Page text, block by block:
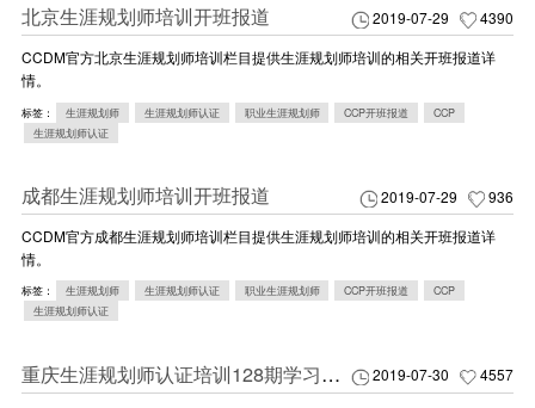
2019-07-29 4390
北京生涯规划师培训开班报道
CCDM官方北京生涯规划师培训栏目提供生涯规划师培训的相关开班报道详
情。
标签： 生涯规划师 生涯规划师认证 职业生涯规划师 CCP开班报道
CCP
生涯规划师认证
2019-07-29 936
成都生涯规划师培训开班报道
CCDM官方成都生涯规划师培训栏目提供生涯规划师培训的相关开班报道详
情。
标签： 生涯规划师 生涯规划师认证 职业生涯规划师 CCP开班报道
CCP
生涯规划师认证
2019-07-30 4557
重庆生涯规划师认证培训128期学习心得